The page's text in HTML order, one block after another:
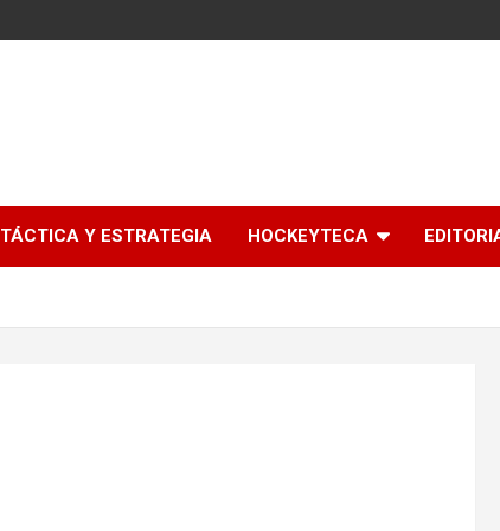
TÁCTICA Y ESTRATEGIA HOCKEYTECA